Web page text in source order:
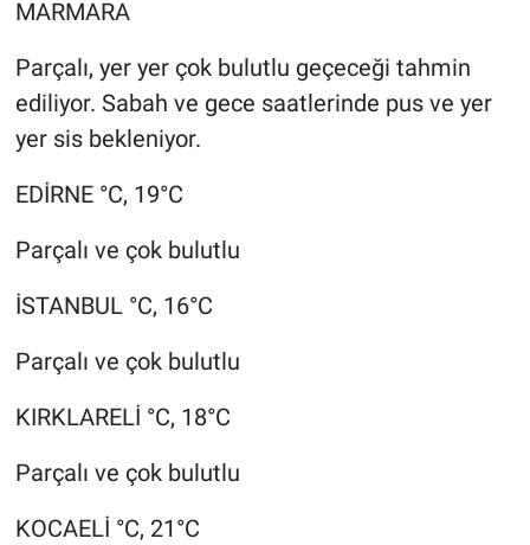
MARMARA
Parçalı, yer yer çok bulutlu geçeceği tahmin
ediliyor. Sabah ve gece saatlerinde pus ve yer
yer sis bekleniyor.
EDİRNE °C, 19°C
Parçalı ve çok bulutlu
İSTANBUL °C, 16°C
Parçalı ve çok bulutlu
KIRKLARELİ °C, 18°C
Parçalı ve çok bulutlu
KOCAELİ °C, 21°C